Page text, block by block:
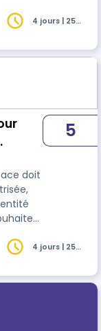
es…4 jours | 25
doit
es…
5
4 jours | 25